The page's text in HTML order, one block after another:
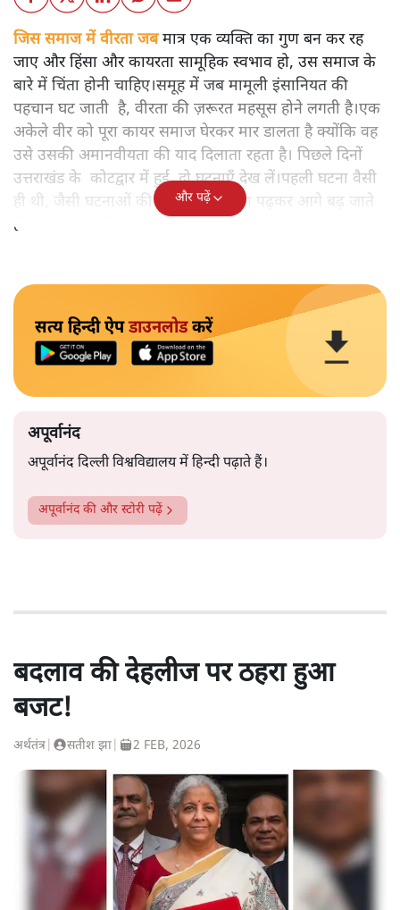
जिस समाज में वीरता जबमात्र एक व्यक्ति का गुण बन कर रह
जाए और हिंसा और कायरता सामूहिक स्वभाव हो, उस समाज के
बारे में चिंता होनी चाहिए।समूह में जब मामूली इंसानियत की
पहचान घट जाती है, वीरता की ज़रूरत महसूस होने लगती है।एक
अकेले वीर को पूरा कायर समाज घेरकर मार डालता है क्योंकि वह
उसे उसकी अमानवीयता की याद दिलाता रहता है। पिछले दिनों
उत्तराखंड के कोटद्वार में हुई दो घटनाएँ देख लें।पहली घटना वैसी
ही थी, जैसी घटनाओं की खबर हम रोज़ाना पढ़कर आगे बढ़ जाते
हैं।भारत के तक़रीबन हर हिस्से से ऐसी खबर आती ही रहती है।
और पढ़ें
सत्य हिन्दी ऐपडाउनलोडकरें
अपूर्वानंद
अपूर्वानंद दिल्ली विश्वविद्यालय में हिन्दी पढ़ाते हैं।
अपूर्वानंदकी और स्टोरी पढ़ें
बदलाव की देहलीज पर ठहरा हुआ
बजट!
अर्थतंत्र सतीश झा 2 FEB, 2026